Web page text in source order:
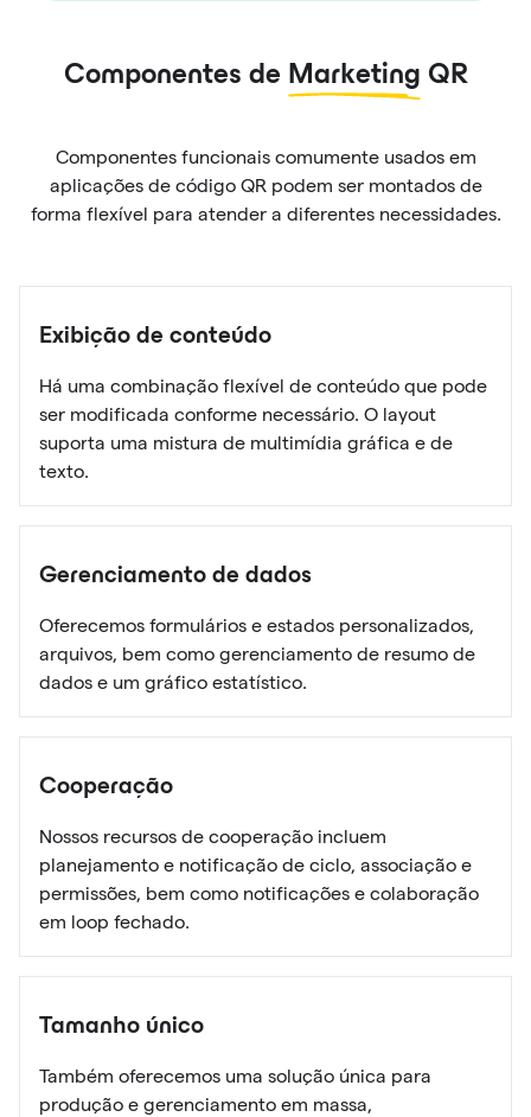
Componentes de Marketing QR
Componentes funcionais comumente usados em
aplicações de código QR podem ser montados de
forma flexível para atender a diferentes necessidades.
Exibição de conteúdo
Há uma combinação flexível de conteúdo que pode
ser modificada conforme necessário. O layout
suporta uma mistura de multimídia gráfica e de
texto.
Gerenciamento de dados
Oferecemos formulários e estados personalizados,
arquivos, bem como gerenciamento de resumo de
dados e um gráfico estatístico.
Cooperação
Nossos recursos de cooperação incluem
planejamento e notificação de ciclo, associação e
permissões, bem como notificações e colaboração
em loop fechado.
Tamanho único
Também oferecemos uma solução única para
produção e gerenciamento em massa,